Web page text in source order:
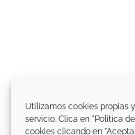
Utilizamos cookies propias
servicio. Clica en "Política
cookies clicando en